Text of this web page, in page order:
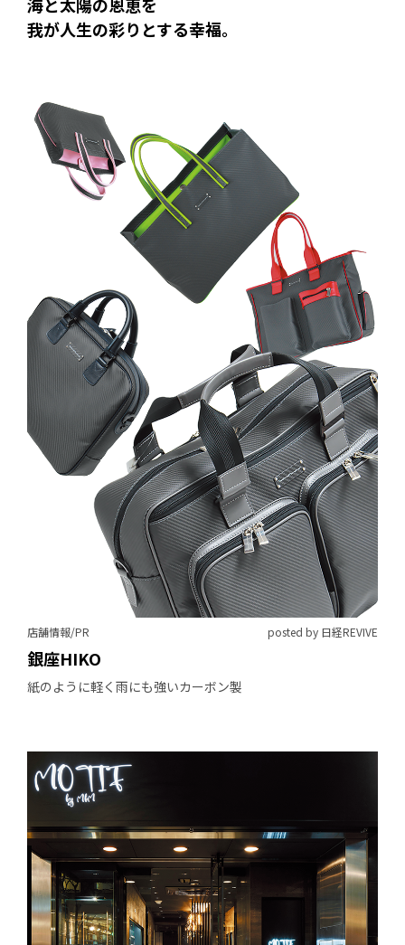
我が人生の彩りとする幸福。
店舗情報/PR posted by 日経REVIVE
銀座HIKO
紙のように軽く雨にも強いカーボン製